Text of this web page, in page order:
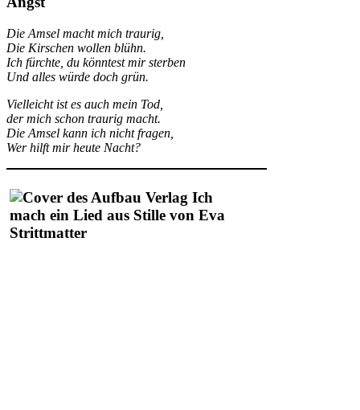
Die Amsel macht mich traurig,
Die Kirschen wollen blühn.
Ich fürchte, du könntest mir sterben
Und alles würde doch grün.
Vielleicht ist es auch mein Tod,
der mich schon traurig macht.
Die Amsel kann ich nicht fragen,
Wer hilft mir heute Nacht?